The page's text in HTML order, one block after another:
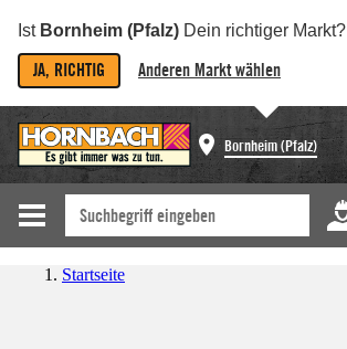
Ist Bornheim (Pfalz) Dein richtiger Markt?
JA, RICHTIG Anderen Markt wählen
Bornheim (Pfalz)
Startseite